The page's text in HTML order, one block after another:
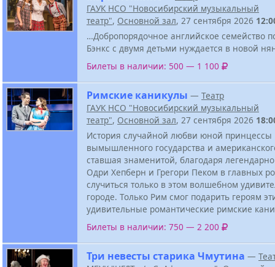
ГАУК НСО "Новосибирский музыкальный
театр", Основной зал, 27 сентября 2026
…Добропорядочное английское семейство
Бэнкс с двумя детьми нуждается в новой
Билеты в наличии: 500 — 1 100
Римские каникулы — Театр
ГАУК НСО "Новосибирский музыкальный
театр", Основной зал, 27 сентября 2026
История случайной любви юной принцессы
вымышленного государства и
ставшая знаменитой, благодаря
Одри Хепберн и Грегори Пеком в главных
случиться только в этом волшебном
городе. Только Рим смог подарить героям
удивительные романтические римские
Билеты в наличии: 750 — 2 200
Три невесты старика Чмутина —